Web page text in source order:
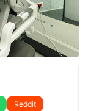
Reddit